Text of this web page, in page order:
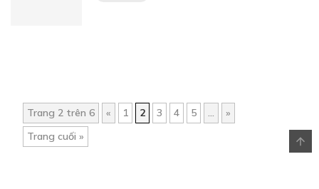
Trang 2 trên 6 « 1 2 3 4 5 ...
»
Trang cuối »